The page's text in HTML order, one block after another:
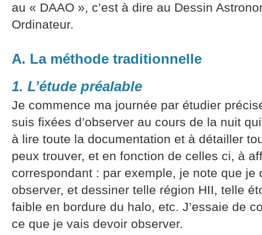
au « DAAO », c’est à dire au Dessin
Ordinateur.
A. La méthode traditionnelle
1. L’étude préalable
Je commence ma journée par étudier
suis fixées d’observer au cours de la nuit
à lire toute la documentation et à détailler
peux trouver, et en fonction de celles ci, à
correspondant : par exemple, je note que je
observer, et dessiner telle région HII, telle
faible en bordure du halo, etc. J’essaie de
ce que je vais devoir observer.